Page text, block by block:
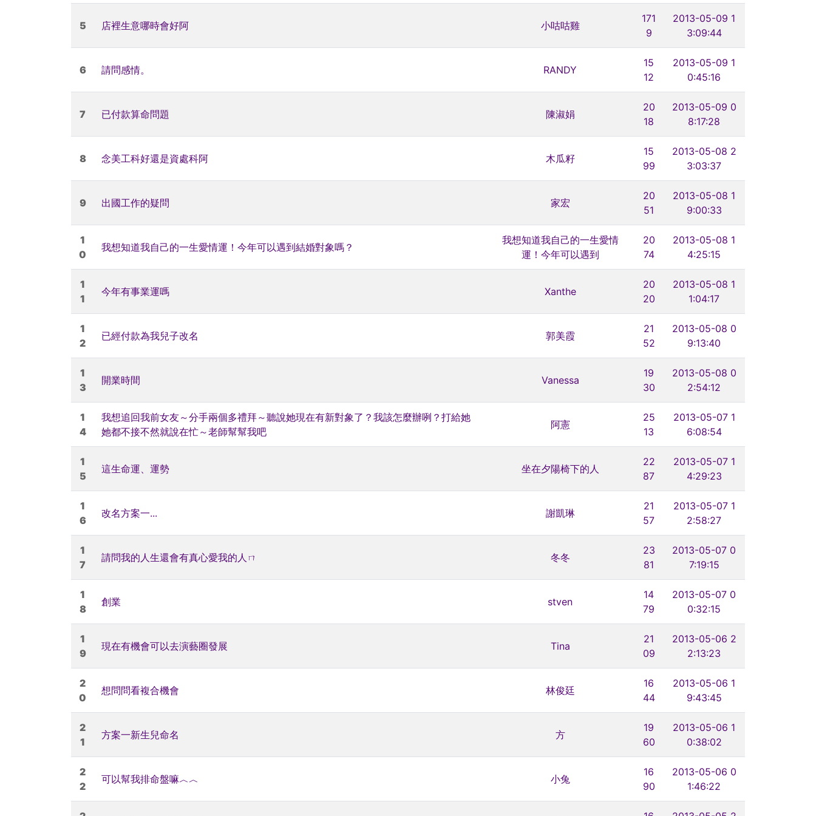
5 店裡生意哪時會好阿 小咕咕雞
171
9
2013-05-09 1
3:09:44
6 請問感情。 RANDY
15
12
2013-05-09 1
0:45:16
7 已付款算命問題 陳淑娟
20
18
2013-05-09 0
8:17:28
8 念美工科好還是資處科阿 木瓜籽
15
99
2013-05-08 2
3:03:37
9 出國工作的疑問 家宏
20
51
2013-05-08 1
9:00:33
1
0
我想知道我自己的一生愛情運！今年可以遇到結婚對象嗎？
我想知道我自己的一生愛情
運！今年可以遇到
20
74
2013-05-08 1
4:25:15
1
1
今年有事業運嗎 Xanthe
20
20
2013-05-08 1
1:04:17
1
2
已經付款為我兒子改名 郭美霞
21
52
2013-05-08 0
9:13:40
1
3
開業時間 Vanessa
19
30
2013-05-08 0
2:54:12
1
4
我想追回我前女友～分手兩個多禮拜～聽說她現在有新對象了？我該怎麼辦咧？打給她
她都不接不然就說在忙～老師幫幫我吧
阿憲
25
13
2013-05-07 1
6:08:54
1
5
這生命運、運勢 坐在夕陽椅下的人
22
87
2013-05-07 1
4:29:23
1
6
改名方案一... 謝凱琳
21
57
2013-05-07 1
2:58:27
1
7
請問我的人生還會有真心愛我的人ㄇ 冬冬
23
81
2013-05-07 0
7:19:15
1
8
創業 stven
14
79
2013-05-07 0
0:32:15
1
9
現在有機會可以去演藝圈發展 Tina
21
09
2013-05-06 2
2:13:23
2
0
想問問看複合機會 林俊廷
16
44
2013-05-06 1
9:43:45
2
1
方案一新生兒命名 方
19
60
2013-05-06 1
0:38:02
2
2
可以幫我排命盤嘛︿︿ 小兔
16
90
2013-05-06 0
1:46:22